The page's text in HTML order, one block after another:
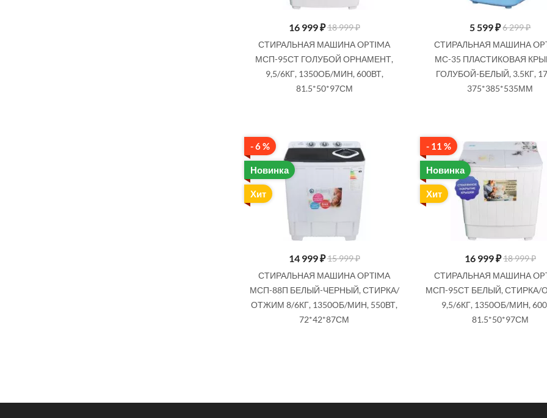
16 999₽18 999 ₽
СТИРАЛЬНАЯ МАШИНА OPTIMA
МСП-95СТ ГОЛУБОЙ ОРНАМЕНТ,
9,5/6КГ, 1350ОБ/МИН, 600ВТ,
81.5*50*97СМ
5 599₽6 299 ₽
СТИРАЛЬНАЯ МАШИНА
МС-35 ПЛАСТИКОВАЯ
ГОЛУБОЙ-БЕЛЫЙ, 3.5КГ,
375*385*535ММ
- 6 %
Новинка
Хит
14 999₽15 999 ₽
СТИРАЛЬНАЯ МАШИНА OPTIMA
МСП-88П БЕЛЫЙ-ЧЕРНЫЙ, СТИРКА/
ОТЖИМ 8/6КГ, 1350ОБ/МИН, 550ВТ,
72*42*87СМ
- 11 %
Новинка
Хит
16 999₽18 999 ₽
СТИРАЛЬНАЯ МАШИНА
МСП-95СТ БЕЛЫЙ,
9,5/6КГ, 1350ОБ/МИН,
81.5*50*97СМ